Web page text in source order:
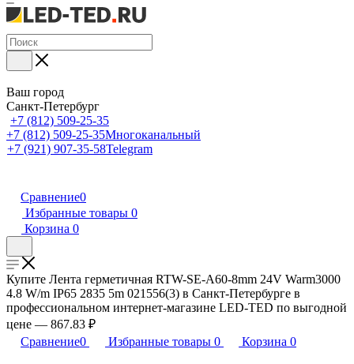
Ваш город
Санкт-Петербург
+7 (812) 509-25-35
+7 (812) 509-25-35Многоканальный
+7 (921) 907-35-58Telegram
Сравнение0
Избранные товары 0
Корзина 0
Купите Лента герметичная RTW-SE-A60-8mm 24V Warm3000
4.8 W/m IP65 2835 5m 021556(3) в Санкт-Петербурге в
профессиональном интернет-магазине LED-TED по выгодной
цене — 867.83 ₽
Сравнение0 Избранные товары 0 Корзина 0